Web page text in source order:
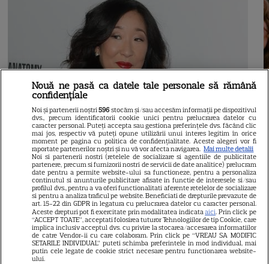
21
SERIALE AMERICANE
Nouă ne pasă ca datele tale personale să rămână
confidențiale
Noi și partenerii noștri596 stocăm și/sau accesăm informații pe dispozitivul
dvs., precum identificatorii cookie unici pentru prelucrarea datelor cu
caracter personal. Puteți accepta sau gestiona preferințele dvs. făcând clic
mai jos, respectiv vă puteți opune utilizării unui interes legitim în orice
moment pe pagina cu politica de confidențialitate. Aceste alegeri vor fi
raportate partenerilor noștri și nu vă vor afecta navigarea. Mai multe detalii
Noi si partenerii nostri (retelele de socializare si agentiile de publicitate
partenere, precum si furnizorii nostri de servicii de date analitice) prelucram
date pentru a permite website-ului sa functioneze, pentru a personaliza
continutul si anunturile publicitare afisate in functie de interesele si/sau
profilul dvs., pentru a va oferi functionalitati aferente retelelor de socializare
si pentru a analiza traficul pe website. Beneficiati de drepturile prevazute de
art. 15-22 din GDPR in legatura cu prelucrarea datelor cu caracter personal.
Aceste drepturi pot fi exercitate prin modalitatea indicataaici. Prin click pe
“ACCEPT TOATE”, acceptati folosirea tuturor Tehnologiilor de tip Cookie, care
implica inclusiv acceptul dvs. cu privire la stocarea/accesarea informatiilor
de catre Vendor-ii cu care colaboram. Prin click pe “VREAU SA MODIFIC
SETARILE INDIVIDUAL” puteti schimba preferintele in mod individual, mai
putin cele legate de cookie strict necesare pentru functionarea website-
ului.